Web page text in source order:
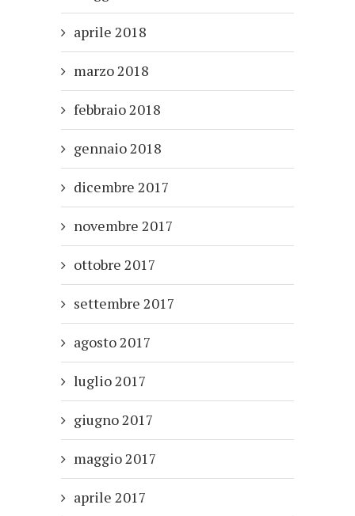
aprile 2018
marzo 2018
febbraio 2018
gennaio 2018
dicembre 2017
novembre 2017
ottobre 2017
settembre 2017
agosto 2017
luglio 2017
giugno 2017
maggio 2017
aprile 2017